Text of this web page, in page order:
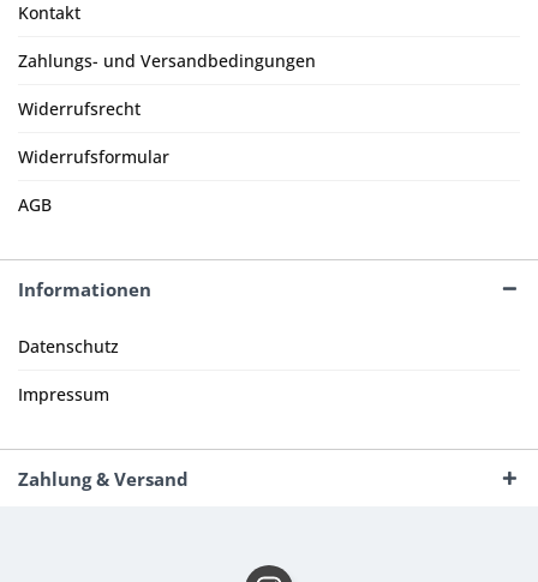
Kontakt
Zahlungs- und Versandbedingungen
Widerrufsrecht
Widerrufsformular
AGB
Informationen
Datenschutz
Impressum
Zahlung & Versand